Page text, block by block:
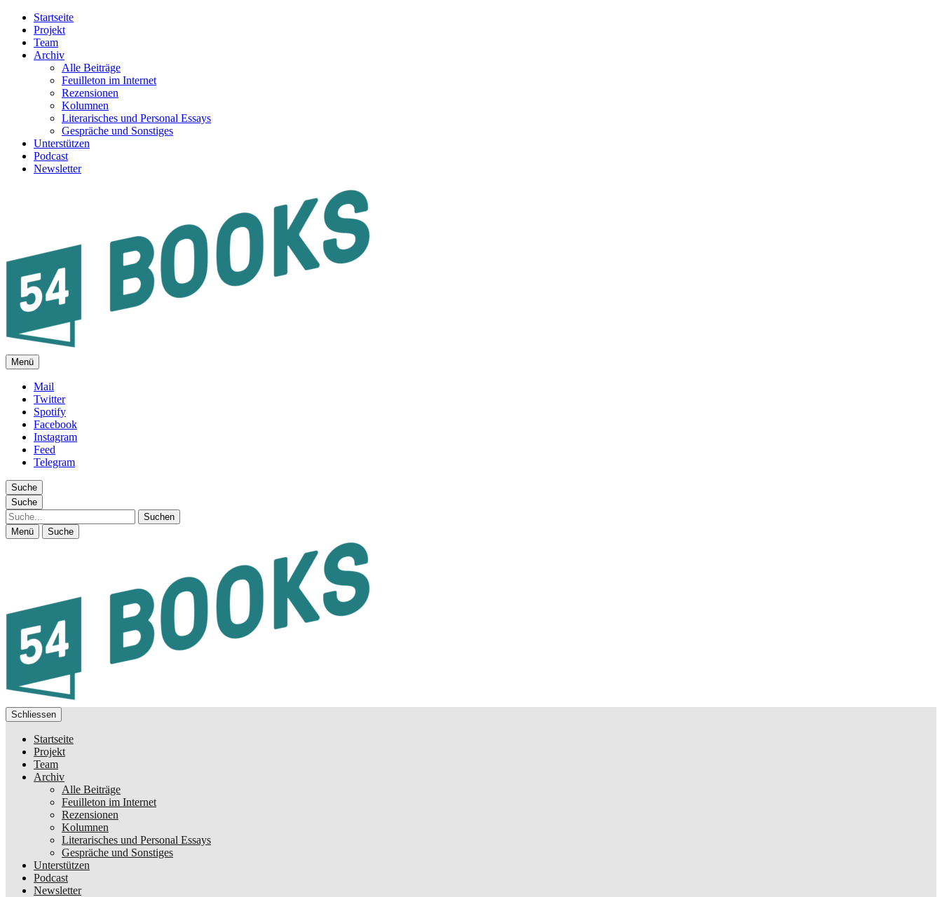
Startseite
Projekt
Team
Archiv
Alle Beiträge
Feuilleton im Internet
Rezensionen
Kolumnen
Literarisches und Personal Essays
Gespräche und Sonstiges
Unterstützen
Podcast
Newsletter
FEUILLETON IM INTERNET
Menü
Mail
Twitter
Spotify
Facebook
Instagram
Feed
Telegram
Suche
Suche
Suche
Menü Suche
Schliessen
Startseite
Projekt
Team
Archiv
Alle Beiträge
Feuilleton im Internet
Rezensionen
Kolumnen
Literarisches und Personal Essays
Gespräche und Sonstiges
Unterstützen
Podcast
Newsletter